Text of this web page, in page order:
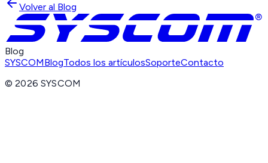
Volver al Blog
Blog
SYSCOMBlogTodos los artículosSoporteContacto
©2026 SYSCOM